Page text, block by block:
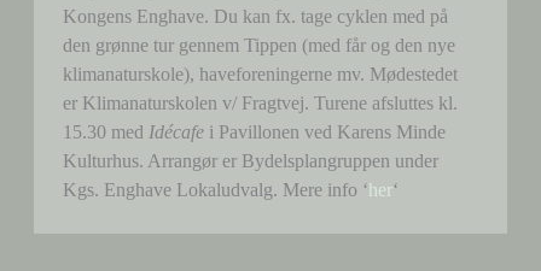
Kongens Enghave. Du kan fx. tage cyklen med på
den grønne tur gennem Tippen (med får og den nye
klimanaturskole), haveforeningerne mv. Mødestedet
er Klimanaturskolen v/ Fragtvej. Turene afsluttes kl.
15.30 med Idécafe i Pavillonen ved Karens Minde
Kulturhus. Arrangør er Bydelsplangruppen under
Kgs. Enghave Lokaludvalg. Mere info ‘her‘